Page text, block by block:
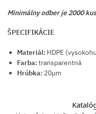
Minimálny odber je 2000
ŠPECIFIKÁCIE
Materiál: HDPE
Farba:transparentná
Hrúbka: 20μm